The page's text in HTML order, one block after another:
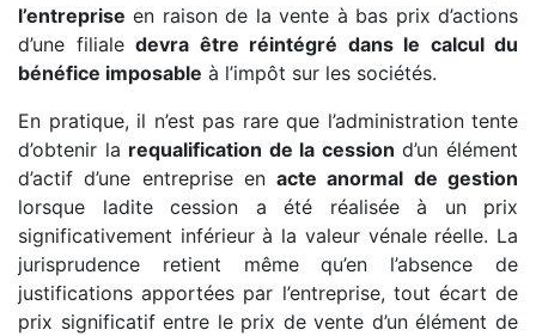
l’entreprise en raison de la vente à bas prix d’actions
d’une filiale devra être réintégré dans le calcul du
bénéfice imposable à l’impôt sur les sociétés.
En pratique, il n’est pas rare que l’administration tente
d’obtenir la requalification de la cession d’un élément
d’actif d’une entreprise enacte anormal de gestion
lorsque ladite cession a été réalisée à un prix
significativement inférieur à la valeur vénale réelle. La
jurisprudence retient même qu’en l’absence de
justifications apportées par l’entreprise, tout écart de
prix significatif entre le prix de vente d’un élément de